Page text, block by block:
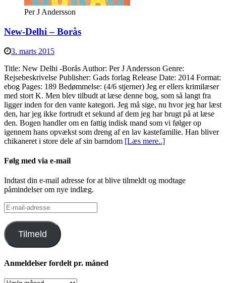
Per J Andersson
New-Delhi – Borås
3. marts 2015
Title: New Delhi -Borås Author: Per J Andersson Genre:
Rejsebeskrivelse Publisher: Gads forlag Release Date: 2014 Format:
ebog Pages: 189 Bedømmelse: (4/6 stjerner) Jeg er ellers krimilæser
med stort K. Men blev tilbudt at læse denne bog, som så langt fra
ligger inden for den vante kategori. Jeg må sige, nu hvor jeg har læst
den, har jeg ikke fortrudt et sekund af dem jeg har brugt på at læse
den. Bogen handler om en fattig indisk mand som vi følger op
igennem hans opvækst som dreng af en lav kastefamilie. Han bliver
chikaneret i store dele af sin barndom [Læs mere..]
Følg med via e-mail
Indtast din e-mail adresse for at blive tilmeldt og modtage
påmindelser om nye indlæg.
E-
mail-
adresse
Tilmeld
Anmeldelser fordelt pr. måned